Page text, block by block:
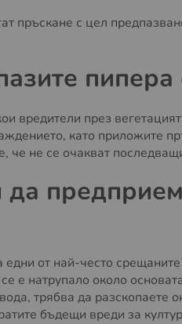
пръскане с цел
вредители през
като приложите
че не се очакват
едни от най-често
е натрупало около
трябва да
бъдещи вреди за